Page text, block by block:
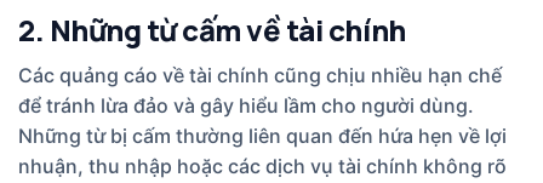
2. Những từ cấm về tài chính
Các quảng cáo về tài chính cũng chịu nhiều hạn chế
để tránh lừa đảo và gây hiểu lầm cho người dùng.
Những từ bị cấm thường liên quan đến hứa hẹn về lợi
nhuận, thu nhập hoặc các dịch vụ tài chính không rõ